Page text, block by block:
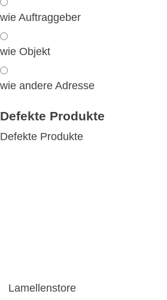
wie Auftraggeber
wie Objekt
wie andere Adresse
Defekte Produkte
Defekte Produkte
Lamellenstore